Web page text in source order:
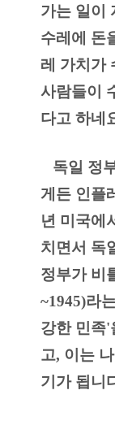
가는 일이
수레에 돈
레 가치가
사람들이
다고 하네
게든 인플
년 미국에
치면서 독
정부가 비
~1945)라
강한 민족'
고, 이는
기가 됩니